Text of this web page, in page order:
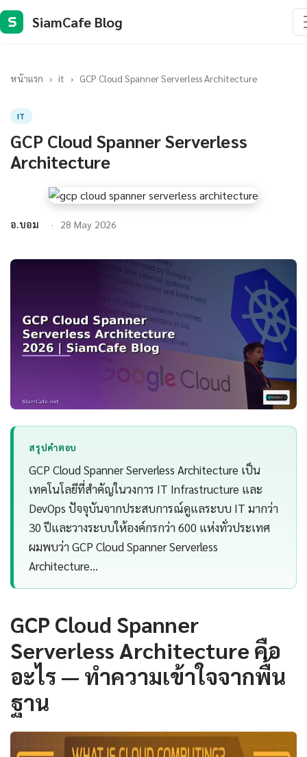
S SiamCafe Blog
หน้าแรก › it › GCP Cloud Spanner Serverless Architecture
IT
GCP Cloud Spanner Serverless
Architecture
อ.บอม 28 May 2026
สรุปคำตอบ
GCP Cloud Spanner Serverless Architecture เป็น
เทคโนโลยีที่สำคัญในวงการ IT Infrastructure และ
DevOps ปัจจุบันจากประสบการณ์ดูแลระบบ IT มากว่า
30 ปีและวางระบบให้องค์กรกว่า 600 แห่งทั่วประเทศ
ผมพบว่า GCP Cloud Spanner Serverless
Architecture…
GCP Cloud Spanner
Serverless Architecture คือ
อะไร — ทำความเข้าใจจากพื้น
ฐาน